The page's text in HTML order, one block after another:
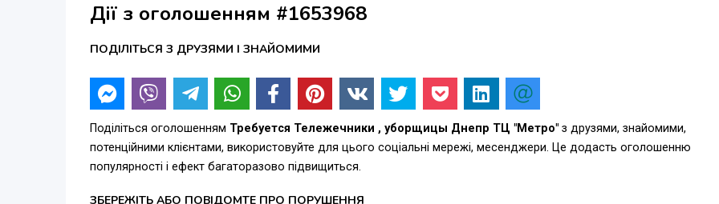
Дії з оголошенням #1653968
ПОДІЛІТЬСЯ З ДРУЗЯМИ І ЗНАЙОМИМИ
Поділіться оголошенням Требуется Тележечники , уборщицы Днепр ТЦ "Метро" з друзями, знайомими,
потенційними клієнтами, використовуйте для цього соціальні мережі, месенджери. Це додасть оголошенню
популярності і ефект багаторазово підвищиться.
ЗБЕРЕЖІТЬ АБО ПОВІДОМТЕ ПРО ПОРУШЕННЯ